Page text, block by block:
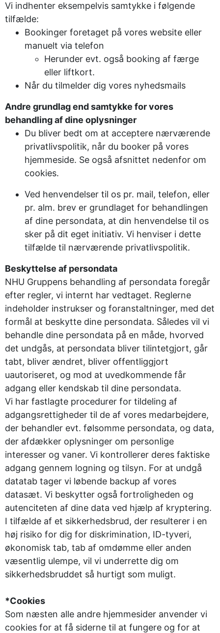
Vi indhenter eksempelvis samtykke i følgende
tilfælde:
Bookinger foretaget på vores website eller
manuelt via telefon
Herunder evt. også booking af færge
eller liftkort.
Når du tilmelder dig vores nyhedsmails
Andre grundlag end samtykke for vores
behandling af dine oplysninger
Du bliver bedt om at acceptere nærværende
privatlivspolitik, når du booker på vores
hjemmeside. Se også afsnittet nedenfor om
cookies.
Ved henvendelser til os pr. mail, telefon, eller
pr. alm. brev er grundlaget for behandlingen
af dine persondata, at din henvendelse til os
sker på dit eget initiativ. Vi henviser i dette
tilfælde til nærværende privatlivspolitik.
Beskyttelse af persondata
NHU Gruppens behandling af persondata foregår
efter regler, vi internt har vedtaget. Reglerne
indeholder instrukser og foranstaltninger, med det
formål at beskytte dine persondata. Således vil vi
behandle dine persondata på en måde, hvorved
det undgås, at persondata bliver tilintetgjort, går
tabt, bliver ændret, bliver offentliggjort
uautoriseret, og mod at uvedkommende får
adgang eller kendskab til dine persondata.
Vi har fastlagte procedurer for tildeling af
adgangsrettigheder til de af vores medarbejdere,
der behandler evt. følsomme persondata, og data,
der afdækker oplysninger om personlige
interesser og vaner. Vi kontrollerer deres faktiske
adgang gennem logning og tilsyn. For at undgå
datatab tager vi løbende backup af vores
datasæt. Vi beskytter også fortroligheden og
autenciteten af dine data ved hjælp af kryptering.
I tilfælde af et sikkerhedsbrud, der resulterer i en
høj risiko for dig for diskrimination, ID-tyveri,
økonomisk tab, tab af omdømme eller anden
væsentlig ulempe, vil vi underrette dig om
sikkerhedsbruddet så hurtigt som muligt.
*Cookies
Som næsten alle andre hjemmesider anvender vi
cookies for at få siderne til at fungere og for at